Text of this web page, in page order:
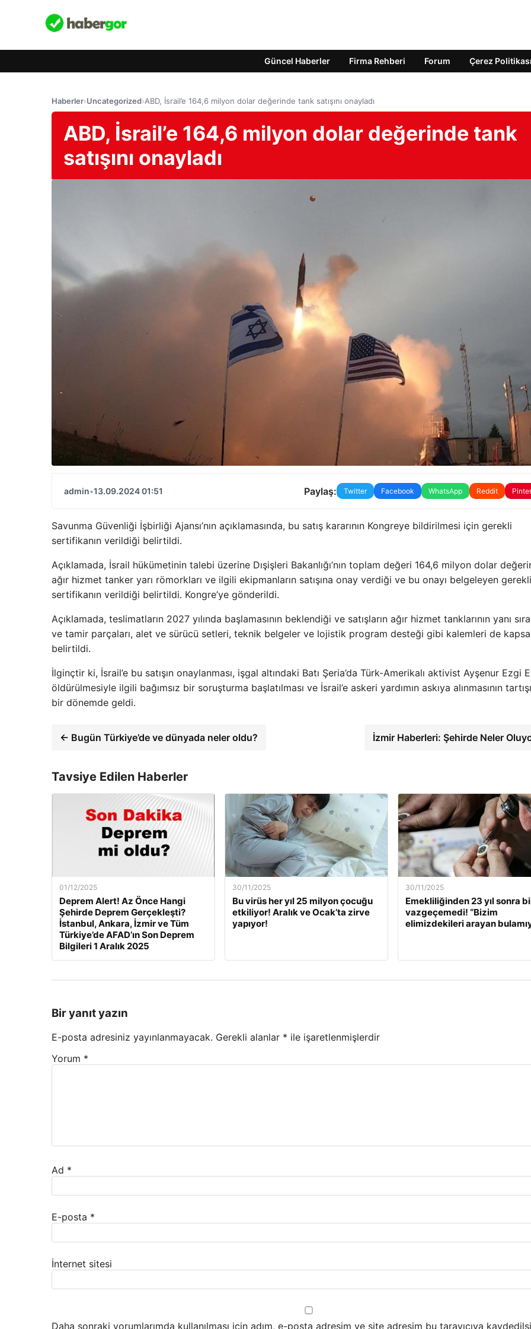
Güncel Haberler Firma Rehberi Forum Çerez Politikası
Haberler›Uncategorized›ABD, İsrail’e 164,6 milyon dolar değerinde tank satışını onayladı
ABD, İsrail’e 164,6 milyon dolar değerinde tank
satışını onayladı
admin•13.09.2024 01:51 Paylaş: Twitter Facebook WhatsApp Reddit
Savunma Güvenliği İşbirliği Ajansı’nın açıklamasında, bu satış kararının Kongreye bildirilmesi için gerekli
sertifikanın verildiği belirtildi.
Açıklamada, İsrail hükümetinin talebi üzerine Dışişleri Bakanlığı’nın toplam değeri 164,6 milyon dolar
ağır hizmet tanker yarı römorkları ve ilgili ekipmanların satışına onay verdiği ve bu onayı belgeleyen gerekli
sertifikanın verildiği belirtildi. Kongre’ye gönderildi.
Açıklamada, teslimatların 2027 yılında başlamasının beklendiği ve satışların ağır hizmet tanklarının yanı
ve tamir parçaları, alet ve sürücü setleri, teknik belgeler ve lojistik program desteği gibi kalemleri de
belirtildi.
İlginçtir ki, İsrail’e bu satışın onaylanması, işgal altındaki Batı Şeria’da Türk-Amerikalı aktivist Ayşenur Ezgi
öldürülmesiyle ilgili bağımsız bir soruşturma başlatılması ve İsrail’e askeri yardımın askıya alınmasının
bir dönemde geldi.
← Bugün Türkiye’de ve dünyada neler oldu? İzmir Haberleri: Şehirde Neler
Tavsiye Edilen Haberler
01/12/2025
Deprem Alert! Az Önce Hangi
Şehirde Deprem Gerçekleşti?
İstanbul, Ankara, İzmir ve Tüm
Türkiye’de AFAD’ın Son Deprem
Bilgileri 1 Aralık 2025
30/11/2025
Bu virüs her yıl 25 milyon çocuğu
etkiliyor! Aralık ve Ocak’ta zirve
yapıyor!
30/11/2025
Emekliliğinden 23 yıl sonra
vazgeçemedi! “Bizim
elimizdekileri arayan
Bir yanıt yazın
E-posta adresiniz yayınlanmayacak. Gerekli alanlar * ile işaretlenmişlerdir
Yorum *
Ad *
E-posta *
İnternet sitesi
Daha sonraki yorumlarımda kullanılması için adım, e-posta adresim ve site adresim bu tarayıcıya